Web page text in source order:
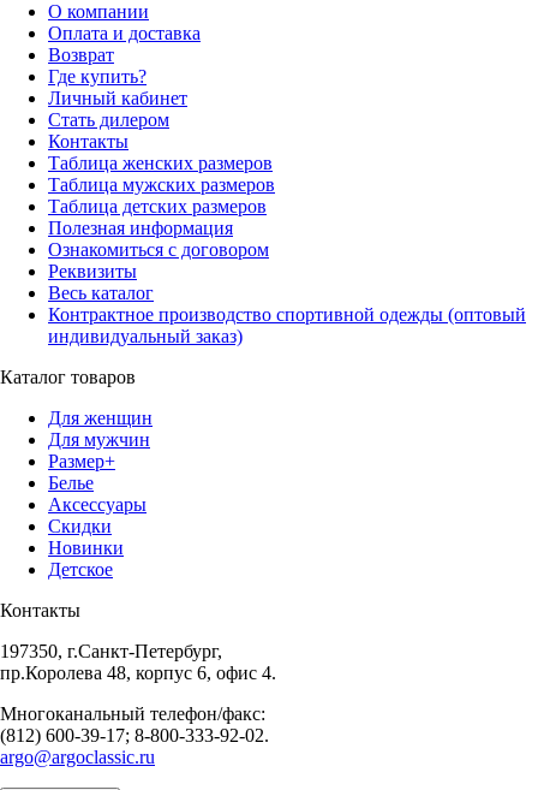
О компании
Оплата и доставка
Возврат
Где купить?
Личный кабинет
Стать дилером
Контакты
Таблица женских размеров
Таблица мужских размеров
Таблица детских размеров
Полезная информация
Ознакомиться с договором
Реквизиты
Весь каталог
Контрактное производство спортивной одежды (оптовый
индивидуальный заказ)
Каталог товаров
Для женщин
Для мужчин
Размер+
Белье
Аксессуары
Скидки
Новинки
Детское
Контакты
197350, г.Санкт-Петербург,
пр.Королева 48, корпус 6, офис 4.
Многоканальный телефон/факс:
(812) 600-39-17; 8-800-333-92-02.
argo@argoclassic.ru